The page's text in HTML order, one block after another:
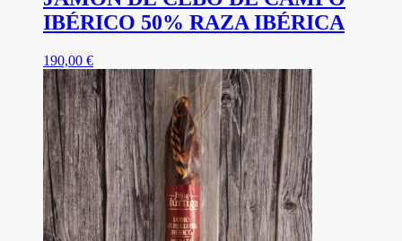
IBÉRICO 50% RAZA IBÉRICA
190,00 €